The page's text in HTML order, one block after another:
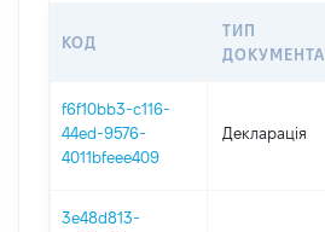
КОД
ТИП
ДОКУМЕНТА
f6f10bb3-c116-
44ed-9576-
4011bfeee409
Декларація
3e48d813-